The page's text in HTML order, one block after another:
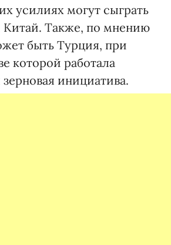
усилиях могут сыграть
Также, по мнению
быть Турция, при
которой работала
инициатива.